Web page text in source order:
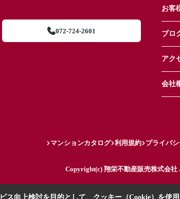
072-724-2601
お客
ブロ
アク
会社
マンションカタログ 利用規約 プライバ
Copyright(c) 翔栄不動産販売株式会社
ス向上検討を目的として、クッキー（Cookie）を使用